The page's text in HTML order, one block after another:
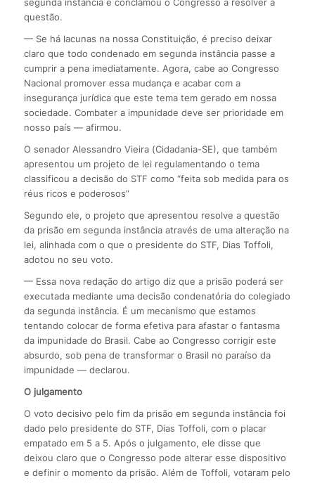
questão.
— Se há lacunas na nossa Constituição, é preciso deixar
claro que todo condenado em segunda instância passe a
cumprir a pena imediatamente. Agora, cabe ao Congresso
Nacional promover essa mudança e acabar com a
insegurança jurídica que este tema tem gerado em nossa
sociedade. Combater a impunidade deve ser prioridade em
nosso país — afirmou.
O senador Alessandro Vieira (Cidadania-SE), que também
apresentou um projeto de lei regulamentando o tema
classificou a decisão do STF como “feita sob medida para os
réus ricos e poderosos”
Segundo ele, o projeto que apresentou resolve a questão
da prisão em segunda instância através de uma alteração na
lei, alinhada com o que o presidente do STF, Dias Toffoli,
adotou no seu voto.
— Essa nova redação do artigo diz que a prisão poderá ser
executada mediante uma decisão condenatória do colegiado
da segunda instância. É um mecanismo que estamos
tentando colocar de forma efetiva para afastar o fantasma
da impunidade do Brasil. Cabe ao Congresso corrigir este
absurdo, sob pena de transformar o Brasil no paraíso da
impunidade — declarou.
O julgamento
O voto decisivo pelo fim da prisão em segunda instância foi
dado pelo presidente do STF, Dias Toffoli, com o placar
empatado em 5 a 5. Após o julgamento, ele disse que
deixou claro que o Congresso pode alterar esse dispositivo
e definir o momento da prisão. Além de Toffoli, votaram pelo